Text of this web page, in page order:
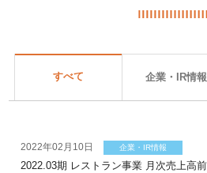
すべて 企業・IR情報
2022年02月10日 企業・IR情報
2022.03期 レストラン事業 月次売上高